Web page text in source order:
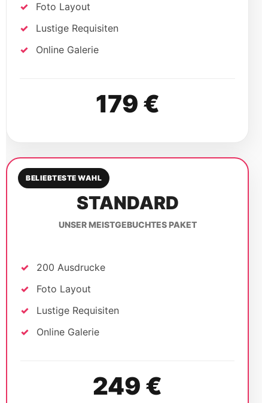
Foto Layout
Lustige Requisiten
Online Galerie
179 €
BELIEBTESTE WAHL
STANDARD
UNSER MEISTGEBUCHTES PAKET
200 Ausdrucke
Foto Layout
Lustige Requisiten
Online Galerie
249 €